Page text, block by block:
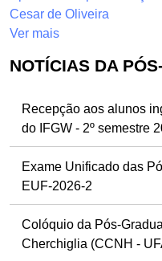
Cesar de Oliveira
Ver mais
NOTÍCIAS DA
Recepção aos alunos
do IFGW - 2º semestre
Exame Unificado das
EUF-2026-2
Colóquio da Pós-
Cherchiglia (CCNH -